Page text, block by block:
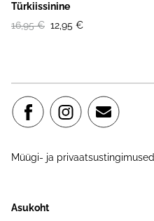
Türkiissinine
16,95 € 12,95 €
Müügi- ja privaatsustingimused
Asukoht